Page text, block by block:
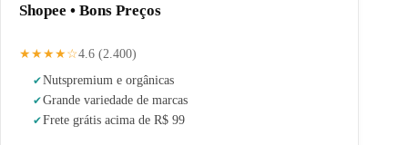
Shopee • Bons Preços
★★★★☆4.6 (2.400)
Nutspremium e orgânicas
Grande variedade de marcas
Frete grátis acima de R$ 99